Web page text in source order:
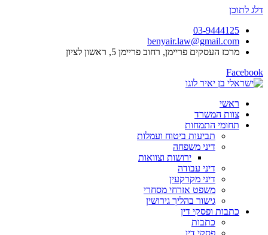
דלג לתוכן
03-9444125
benyair.law@gmail.com
מרכז העסקים פריימן, רחוב פריימן 5, ראשון לציון
Facebook
ראשי
צוות המשרד
תחומי התמחות
תביעות ביטוח ועמלות
דיני משפחה
ירושות וצוואות
דיני עבודה
דיני מקרקעין
משפט אזרחי מסחרי
גישור בהליך גירושין
כתבות ופסקי דין
כתבות
פסקי דין